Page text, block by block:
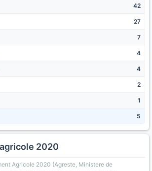
42
27
7
4
4
2
1
5
2020
Agricole 2020 (Agreste, Ministere de